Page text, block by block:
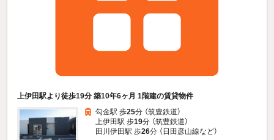
上伊田駅より徒歩19分 築10年6ヶ月 1階建の賃貸物件
勾金駅 歩25分 （筑豊鉄道）
上伊田駅 歩19分 （筑豊鉄道）
田川伊田駅 歩26分 （日田彦山線など）